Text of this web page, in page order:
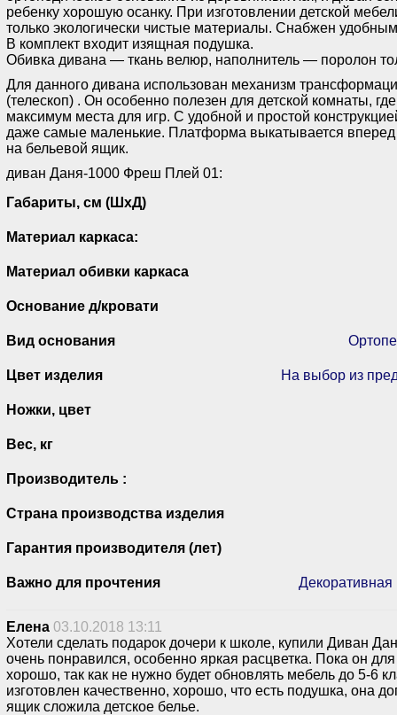
ребенку хорошую осанку. При изготовлении детской
только экологически чистые материалы. Снабжен
В комплект входит изящная подушка.
Обивка дивана — ткань велюр, наполнитель — поролон
Для данного дивана использован механизм
(телескоп) . Он особенно полезен для детской комнаты,
максимум места для игр. С удобной и простой
даже самые маленькие. Платформа выкатывается вперед
на бельевой ящик.
диван Даня-1000 Фреш Плей 01:
Габариты, см (ШхД)
Материал каркаса:
Материал обивки каркаса
Основание д/кровати
Вид основания
Цвет изделия На выбор из
Ножки, цвет
Вес, кг
Производитель :
Страна производства изделия
Гарантия производителя (лет)
Важно для прочтения Декоративная
Елена 03.10.2018 13:11
Хотели сделать подарок дочери к школе, купили Диван
очень понравился, особенно яркая расцветка. Пока он
хорошо, так как не нужно будет обновлять мебель до 5-6
изготовлен качественно, хорошо, что есть подушка, она
ящик сложила детское белье.